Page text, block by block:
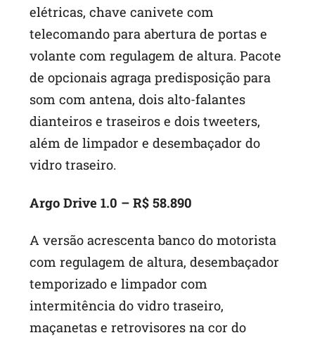
elétricas, chave canivete com
telecomando para abertura de portas e
volante com regulagem de altura. Pacote
de opcionais agraga predisposição para
som com antena, dois alto-falantes
dianteiros e traseiros e dois tweeters,
além de limpador e desembaçador do
vidro traseiro.
Argo Drive 1.0 – R$ 58.890
A versão acrescenta banco do motorista
com regulagem de altura, desembaçador
temporizado e limpador com
intermitência do vidro traseiro,
maçanetas e retrovisores na cor do